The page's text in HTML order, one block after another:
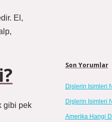
El,
gibi pek
Son Yorumlar
Dişlerin Isimleri
Dişlerin Isimleri
Amerika Hangi